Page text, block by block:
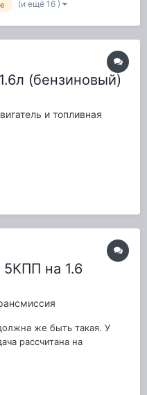
как обычно, или нажать
(и ещё 16 )
(бензиновый)
и топливная
на 1.6
же быть такая. У
рассчитана на